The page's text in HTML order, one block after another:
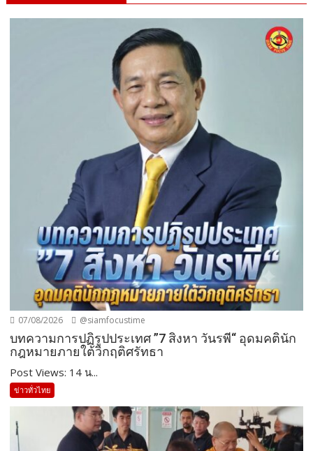
07/08/2026 @siamfocustime
บทความการปฏิรูปประเทศ ”7 สิงหา วันรพี“ อุดมคตินัก
กฎหมายภายใต้วิกฤติศรัทธา
Post Views: 14 น...
ข่าวทั่วไทย